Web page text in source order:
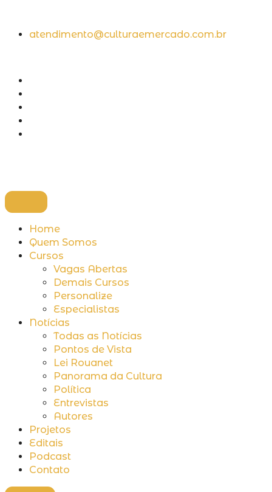
atendimento@culturaemercado.com.br
Home
Quem Somos
Cursos
Vagas Abertas
Demais Cursos
Personalize
Especialistas
Notícias
Todas as Notícias
Pontos de Vista
Lei Rouanet
Panorama da Cultura
Política
Entrevistas
Autores
Projetos
Editais
Podcast
Contato